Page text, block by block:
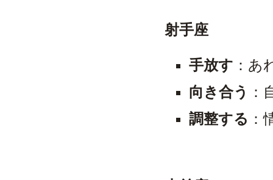
射手座
手放す ：あ
向き合う ：
調整する ：